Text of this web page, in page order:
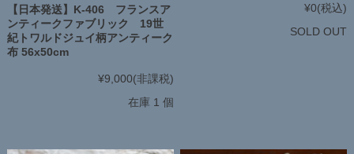
【日本発送】K-406 フランスア
ンティークファブリック 19世
紀トワルドジュイ柄アンティーク
布 56x50cm
¥9,000(非課税)
在庫 1 個
¥0(税込)
SOLD OUT